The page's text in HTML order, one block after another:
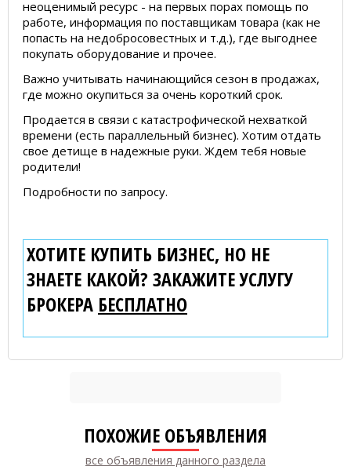
неоценимый ресурс - на первых порах помощь по
работе, информация по поставщикам товара (как не
попасть на недобросовестных и т.д.), где выгоднее
покупать оборудование и прочее.
Важно учитывать начинающийся сезон в продажах,
где можно окупиться за очень короткий срок.
Продается в связи с катастрофической нехваткой
времени (есть параллельный бизнес). Хотим отдать
свое детище в надежные руки. Ждем тебя новые
родители!
Подробности по запросу.
ХОТИТЕ КУПИТЬ БИЗНЕС, НО НЕ
ЗНАЕТЕ КАКОЙ? ЗАКАЖИТЕ УСЛУГУ
БРОКЕРА БЕСПЛАТНО
ПОХОЖИЕ ОБЪЯВЛЕНИЯ
все объявления данного раздела